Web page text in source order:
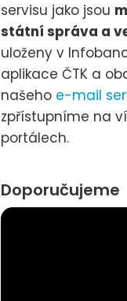
servisu jako jsou
státní správa a
uloženy v
aplikace ČTK a
našeho e-mail
zpřístupníme na
portálech.
Doporučujeme